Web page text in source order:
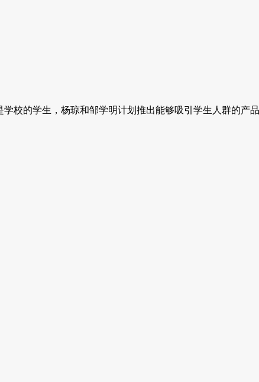
的学生，杨琼和邹学明计划推出能够吸引学生人群的产